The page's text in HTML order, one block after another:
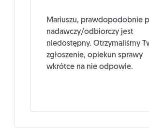
Mariuszu, prawdopodobnie
nadawczy/odbiorczy jest
niedostępny. Otrzymaliśmy
zgłoszenie, opiekun sprawy
wkrótce na nie odpowie.